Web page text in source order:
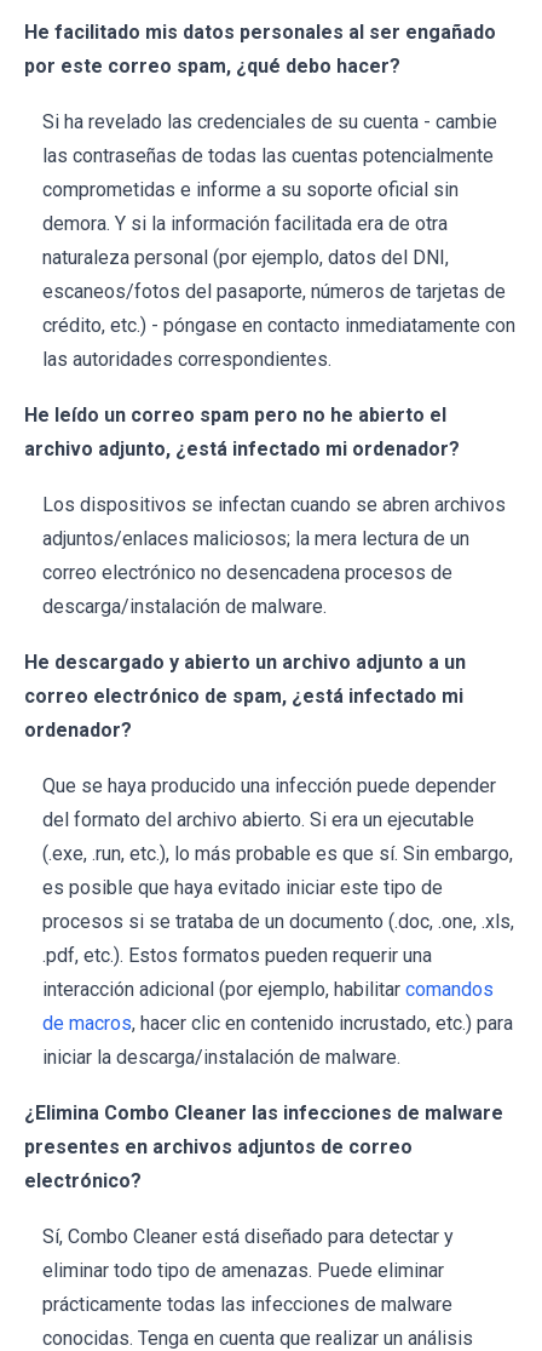
He facilitado mis datos personales al ser engañado
por este correo spam, ¿qué debo hacer?
Si ha revelado las credenciales de su cuenta - cambie
las contraseñas de todas las cuentas potencialmente
comprometidas e informe a su soporte oficial sin
demora. Y si la información facilitada era de otra
naturaleza personal (por ejemplo, datos del DNI,
escaneos/fotos del pasaporte, números de tarjetas de
crédito, etc.) - póngase en contacto inmediatamente con
las autoridades correspondientes.
He leído un correo spam pero no he abierto el
archivo adjunto, ¿está infectado mi ordenador?
Los dispositivos se infectan cuando se abren archivos
adjuntos/enlaces maliciosos; la mera lectura de un
correo electrónico no desencadena procesos de
descarga/instalación de malware.
He descargado y abierto un archivo adjunto a un
correo electrónico de spam, ¿está infectado mi
ordenador?
Que se haya producido una infección puede depender
del formato del archivo abierto. Si era un ejecutable
(.exe, .run, etc.), lo más probable es que sí. Sin embargo,
es posible que haya evitado iniciar este tipo de
procesos si se trataba de un documento (.doc, .one, .xls,
.pdf, etc.). Estos formatos pueden requerir una
interacción adicional (por ejemplo, habilitar comandos
de macros, hacer clic en contenido incrustado, etc.) para
iniciar la descarga/instalación de malware.
¿Elimina Combo Cleaner las infecciones de malware
presentes en archivos adjuntos de correo
electrónico?
Sí, Combo Cleaner está diseñado para detectar y
eliminar todo tipo de amenazas. Puede eliminar
prácticamente todas las infecciones de malware
conocidas. Tenga en cuenta que realizar un análisis